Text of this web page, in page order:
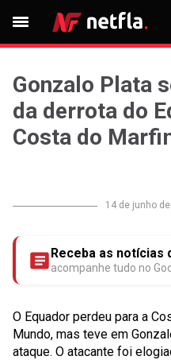
Gonzalo Plata
da derrota do
Costa do
14 de junho
Receba as notícias
acompanhe tudo no
O Equador perdeu para a
Mundo, mas teve em
ataque. O atacante foi